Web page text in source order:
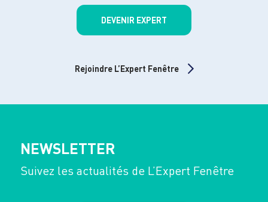
DEVENIR EXPERT
Rejoindre L’Expert Fenêtre
NEWSLETTER
Suivez les actualités de L’Expert Fenêtre